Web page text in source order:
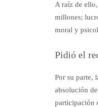
A raíz de
millones;
moral y
Pidió el
Por su parte,
absolución
participación